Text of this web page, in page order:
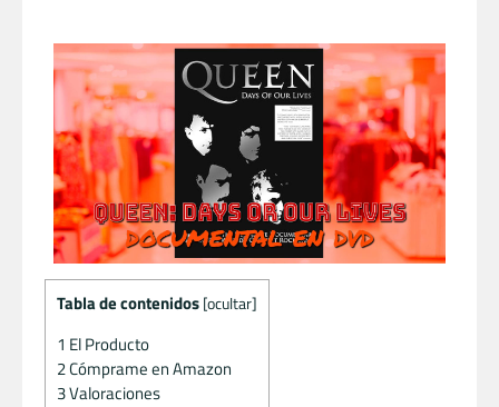
Tabla de contenidos [ocultar]
1 El Producto
2Cómprame en Amazon
3Valoraciones